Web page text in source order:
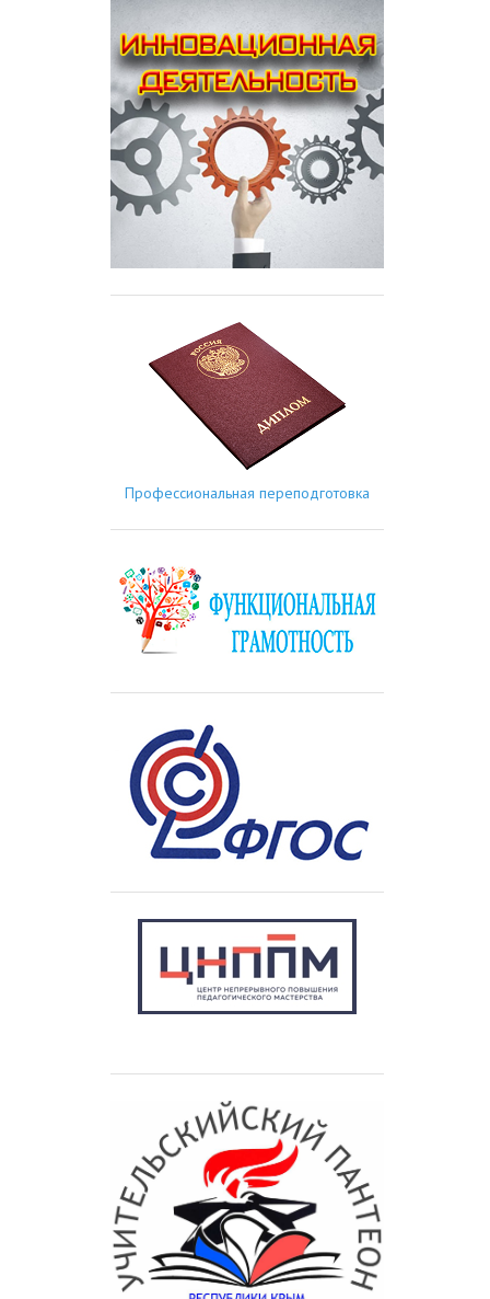
Профессиональная переподготовка